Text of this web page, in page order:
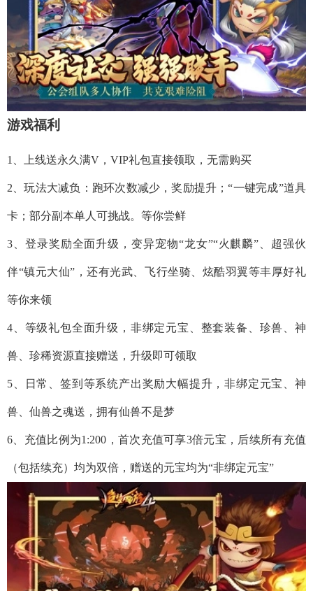
游戏福利
1、上线送永久满V，VIP礼包直接领取，无需购买
2、玩法大减负：跑环次数减少，奖励提升；“一键完成”道具
卡；部分副本单人可挑战。等你尝鲜
3、登录奖励全面升级，变异宠物“龙女”“火麒麟”、超强伙
伴“镇元大仙”，还有光武、飞行坐骑、炫酷羽翼等丰厚好礼
等你来领
4、等级礼包全面升级，非绑定元宝、整套装备、珍兽、神
兽、珍稀资源直接赠送，升级即可领取
5、日常、签到等系统产出奖励大幅提升，非绑定元宝、神
兽、仙兽之魂送，拥有仙兽不是梦
6、充值比例为1:200，首次充值可享3倍元宝，后续所有充值
（包括续充）均为双倍，赠送的元宝均为“非绑定元宝”